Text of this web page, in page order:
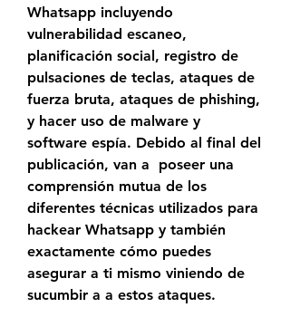
Whatsapp incluyendo
vulnerabilidad escaneo,
planificación social, registro de
pulsaciones de teclas, ataques de
fuerza bruta, ataques de phishing,
y hacer uso de malware y
software espía. Debido al final del
publicación, van a  poseer una
comprensión mutua de los
diferentes técnicas utilizados para
hackear Whatsapp y también
exactamente cómo puedes
asegurar a ti mismo viniendo de
sucumbir a a estos ataques.